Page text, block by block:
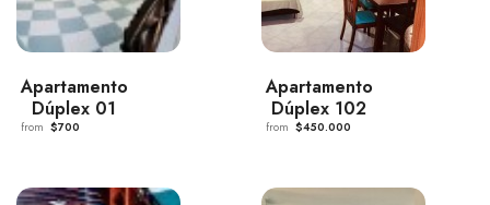
Apartamento
Dúplex 01
from $700
Apartamento
Dúplex 102
from $450.000